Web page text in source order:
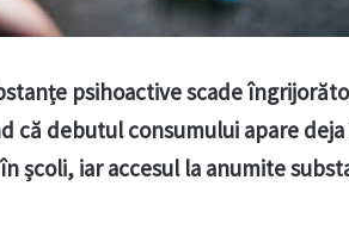
psihoactive scade
că debutul consumului apare
școli, iar accesul la anumite